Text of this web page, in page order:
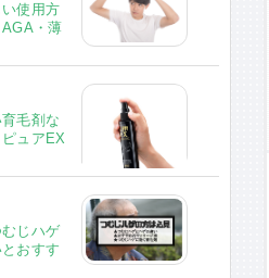
使用方
・薄
毛剤な
ュアEX
むじハゲ
おすす